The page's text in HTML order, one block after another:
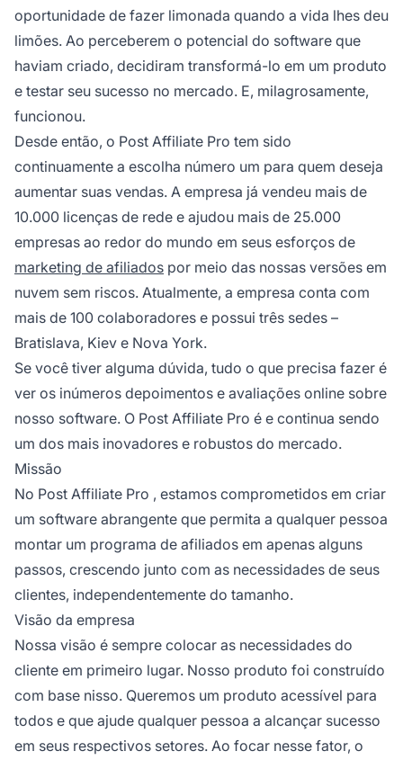
oportunidade de fazer limonada quando a vida lhes deu
limões. Ao perceberem o potencial do software que
haviam criado, decidiram transformá-lo em um produto
e testar seu sucesso no mercado. E, milagrosamente,
funcionou.
Desde então, o Post Affiliate Pro tem sido
continuamente a escolha número um para quem deseja
aumentar suas vendas. A empresa já vendeu mais de
10.000 licenças de rede e ajudou mais de 25.000
empresas ao redor do mundo em seus esforços de
marketing de afiliados por meio das nossas versões em
nuvem sem riscos. Atualmente, a empresa conta com
mais de 100 colaboradores e possui três sedes –
Bratislava, Kiev e Nova York.
Se você tiver alguma dúvida, tudo o que precisa fazer é
ver os inúmeros depoimentos e avaliações online sobre
nosso software. O Post Affiliate Pro é e continua sendo
um dos mais inovadores e robustos do mercado.
Missão
No Post Affiliate Pro , estamos comprometidos em criar
um software abrangente que permita a qualquer pessoa
montar um programa de afiliados em apenas alguns
passos, crescendo junto com as necessidades de seus
clientes, independentemente do tamanho.
Visão da empresa
Nossa visão é sempre colocar as necessidades do
cliente em primeiro lugar. Nosso produto foi construído
com base nisso. Queremos um produto acessível para
todos e que ajude qualquer pessoa a alcançar sucesso
em seus respectivos setores. Ao focar nesse fator, o